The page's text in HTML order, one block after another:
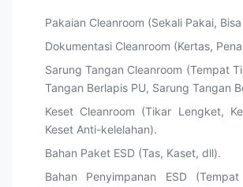
Pakaian Cleanroom (Sekali Pakai,
Dokumentasi Cleanroom (Kertas,
Sarung Tangan Cleanroom (Tempat
Tangan Berlapis PU, Sarung Tangan
Keset Cleanroom (Tikar Lengket,
Keset Anti-kelelahan).
Bahan Paket ESD (Tas, Kaset, dll).
Bahan Penyimpanan ESD